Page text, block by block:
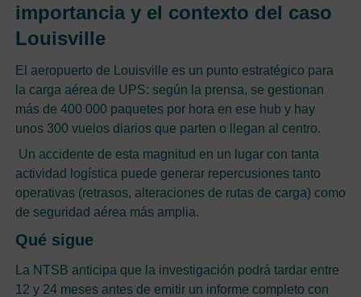
importancia y el contexto del caso
Louisville
El aeropuerto de Louisville es un punto estratégico para
la carga aérea de UPS: según la prensa, se gestionan
más de 400 000 paquetes por hora en ese hub y hay
unos 300 vuelos diarios que parten o llegan al centro.
Un accidente de esta magnitud en un lugar con tanta
actividad logística puede generar repercusiones tanto
operativas (retrasos, alteraciones de rutas de carga) como
de seguridad aérea más amplia.
Qué sigue
La NTSB anticipa que la investigación podrá tardar entre
12 y 24 meses antes de emitir un informe completo con